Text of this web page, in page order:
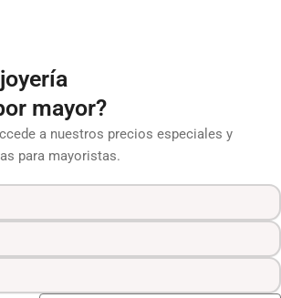
mayor?
a nuestros precios especiales y
para mayoristas.